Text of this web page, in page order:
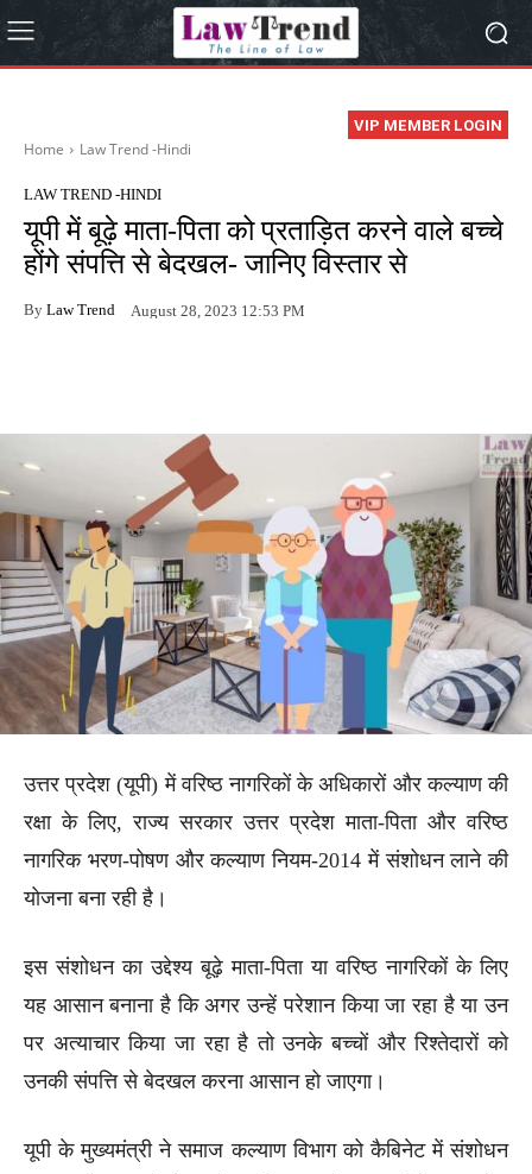
VIP MEMBER LOGIN
Home Law Trend -Hindi
LAW TREND -HINDI
यूपी में बूढ़े माता-पिता को प्रताड़ित करने वाले बच्चे
होंगे संपत्ति से बेदखल- जानिए विस्तार से
By Law Trend August 28, 2023 12:53 PM
उत्तर प्रदेश (यूपी) में वरिष्ठ नागरिकों के अधिकारों और कल्याण की
रक्षा के लिए, राज्य सरकार उत्तर प्रदेश माता-पिता और वरिष्ठ
नागरिक भरण-पोषण और कल्याण नियम-2014 में संशोधन लाने की
योजना बना रही है।
इस संशोधन का उद्देश्य बूढ़े माता-पिता या वरिष्ठ नागरिकों के लिए
यह आसान बनाना है कि अगर उन्हें परेशान किया जा रहा है या उन
पर अत्याचार किया जा रहा है तो उनके बच्चों और रिश्तेदारों को
उनकी संपत्ति से बेदखल करना आसान हो जाएगा।
यूपी के मुख्यमंत्री ने समाज कल्याण विभाग को कैबिनेट में संशोधन